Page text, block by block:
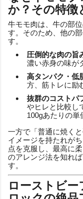
か？その特徴
牛モモ肉は、牛の部
す。そのため、他の
す。
圧倒的な肉の旨
濃い赤身の味が
高タンパク・低
方、筋トレに励
抜群のコストパ
やヒレと比較し
100gあたりの単
一方で「普通に焼く
イメージを持たれが
点を克服し、最高に
のアレンジ法を知れ
す。
ローストビ